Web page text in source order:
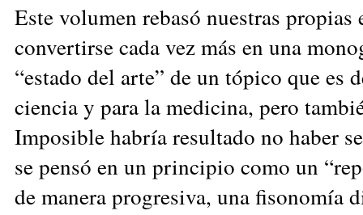
Este volumen rebasó nuestras propias
convertirse cada vez más en una
“estado del arte” de un tópico que es
ciencia y para la medicina, pero
Imposible habría resultado no haber
se pensó en un principio como un
de manera progresiva, una fisonomía